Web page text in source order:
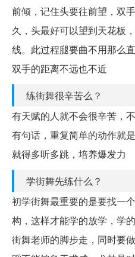
前倾，记住头要往前望，双
久，头最好可以望到天花板
线。此过程腿要曲不用那么
双手的距离不远也不近
练街舞很辛苦么？
有天赋的人就不会很辛苦，
有句话，重复简单的动作就
就得多听多跳，培养爆发力
学街舞先练什么？
初学街舞最重要的是要找一
构，这样才能学的放学，学
街舞老师的脚步走，同时要